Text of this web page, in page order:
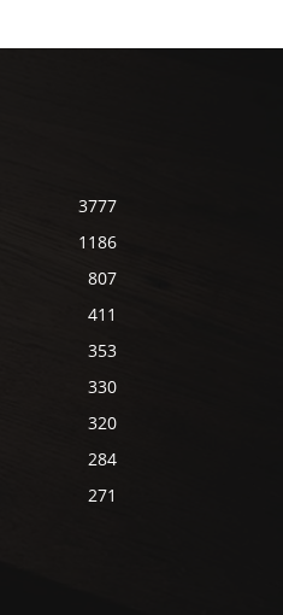
3777
1186
807
411
353
330
320
284
271